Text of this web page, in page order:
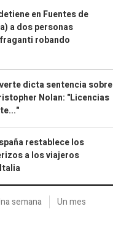
en Fuentes de
a dos personas
robando
dicta sentencia sobre
Nolan: "Licencias
restablece los
a los viajeros
semana Un mes